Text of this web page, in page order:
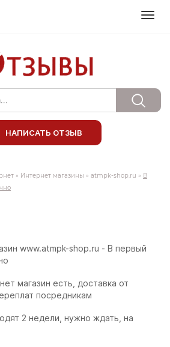
НАПИСАТЬ ОТЗЫВ
» Интернет магазины » atmpk-shop.ru » В
www.atmpk-shop.ru - В первый
магазин есть, доставка от
посредникам
2 недели, нужно ждать, на